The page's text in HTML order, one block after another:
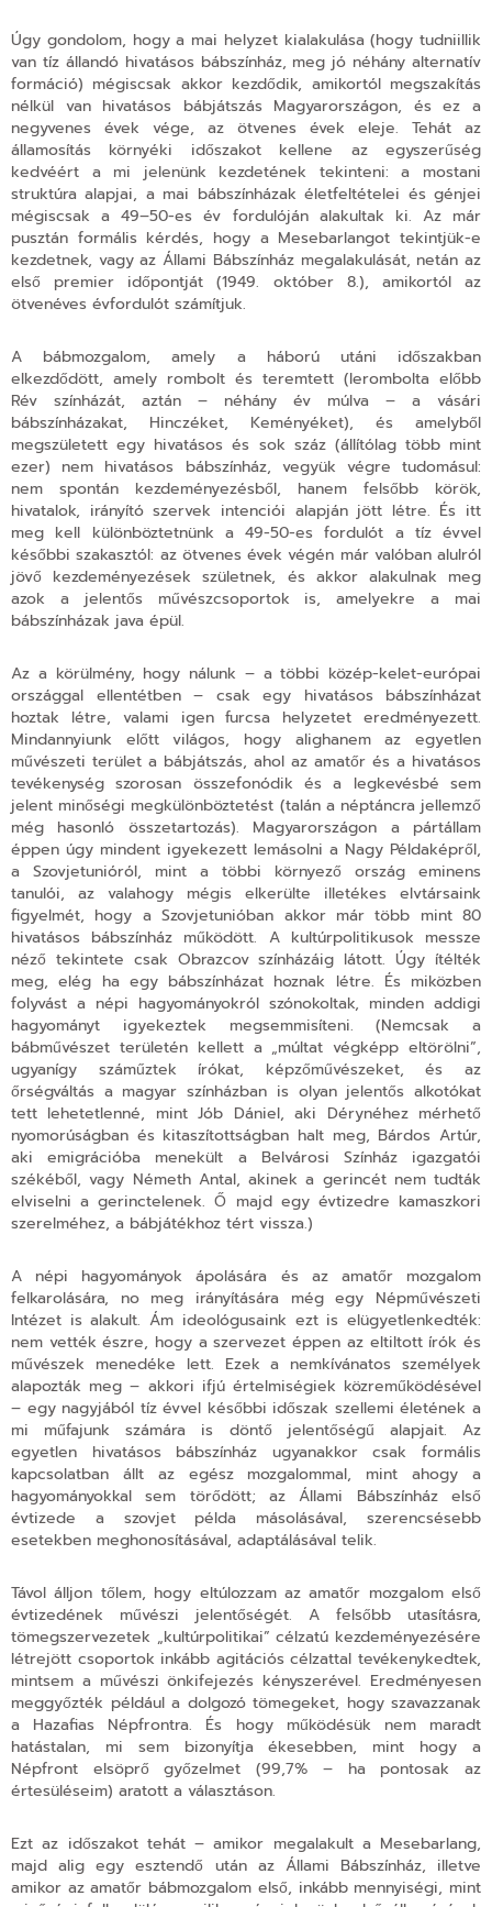
Úgy gondolom, hogy a mai helyzet kialakulása (hogy tudniillik
van tíz állandó hivatásos bábszínház, meg jó néhány alternatív
formáció) mégiscsak akkor kezdődik, amikortól megszakítás
nélkül van hivatásos bábjátszás Magyarországon, és ez a
negyvenes évek vége, az ötvenes évek eleje. Tehát az
államosítás környéki időszakot kellene az egyszerűség
kedvéért a mi jelenünk kezdetének tekinteni: a mostani
struktúra alapjai, a mai bábszínházak életfeltételei és génjei
mégiscsak a 49–50-es év fordulóján alakultak ki. Az már
pusztán formális kérdés, hogy a Mesebarlangot tekintjük-e
kezdetnek, vagy az Állami Bábszínház megalakulását, netán az
első premier időpontját (1949. október 8.), amikortól az
ötvenéves évfordulót számítjuk.
A bábmozgalom, amely a háború utáni időszakban
elkezdődött, amely rombolt és teremtett (lerombolta előbb
Rév színházát, aztán – néhány év múlva – a vásári
bábszínházakat, Hinczéket, Keményéket), és amelyből
megszületett egy hivatásos és sok száz (állítólag több mint
ezer) nem hivatásos bábszínház, vegyük végre tudomásul:
nem spontán kezdeményezésből, hanem felsőbb körök,
hivatalok, irányító szervek intenciói alapján jött létre. És itt
meg kell különböztetnünk a 49-50-es fordulót a tíz évvel
későbbi szakasztól: az ötvenes évek végén már valóban alulról
jövő kezdeményezések születnek, és akkor alakulnak meg
azok a jelentős művészcsoportok is, amelyekre a mai
bábszínházak java épül.
Az a körülmény, hogy nálunk – a többi közép-kelet-európai
országgal ellentétben – csak egy hivatásos bábszínházat
hoztak létre, valami igen furcsa helyzetet eredményezett.
Mindannyiunk előtt világos, hogy alighanem az egyetlen
művészeti terület a bábjátszás, ahol az amatőr és a hivatásos
tevékenység szorosan összefonódik és a legkevésbé sem
jelent minőségi megkülönböztetést (talán a néptáncra jellemző
még hasonló összetartozás). Magyarországon a pártállam
éppen úgy mindent igyekezett lemásolni a Nagy Példaképről,
a Szovjetunióról, mint a többi környező ország eminens
tanulói, az valahogy mégis elkerülte illetékes elvtársaink
figyelmét, hogy a Szovjetunióban akkor már több mint 80
hivatásos bábszínház működött. A kultúrpolitikusok messze
néző tekintete csak Obrazcov színházáig látott. Úgy ítélték
meg, elég ha egy bábszínházat hoznak létre. És miközben
folyvást a népi hagyományokról szónokoltak, minden addigi
hagyományt igyekeztek megsemmisíteni. (Nemcsak a
bábművészet területén kellett a „múltat végképp eltörölni”,
ugyanígy száműztek írókat, képzőművészeket, és az
őrségváltás a magyar színházban is olyan jelentős alkotókat
tett lehetetlenné, mint Jób Dániel, aki Dérynéhez mérhető
nyomorúságban és kitaszítottságban halt meg, Bárdos Artúr,
aki emigrációba menekült a Belvárosi Színház igazgatói
székéből, vagy Németh Antal, akinek a gerincét nem tudták
elviselni a gerinctelenek. Ő majd egy évtizedre kamaszkori
szerelméhez, a bábjátékhoz tért vissza.)
A népi hagyományok ápolására és az amatőr mozgalom
felkarolására, no meg irányítására még egy Népművészeti
Intézet is alakult. Ám ideológusaink ezt is elügyetlenkedték:
nem vették észre, hogy a szervezet éppen az eltiltott írók és
művészek menedéke lett. Ezek a nemkívánatos személyek
alapozták meg – akkori ifjú értelmiségiek közreműködésével
– egy nagyjából tíz évvel későbbi időszak szellemi életének a
mi műfajunk számára is döntő jelentőségű alapjait. Az
egyetlen hivatásos bábszínház ugyanakkor csak formális
kapcsolatban állt az egész mozgalommal, mint ahogy a
hagyományokkal sem törődött; az Állami Bábszínház első
évtizede a szovjet példa másolásával, szerencsésebb
esetekben meghonosításával, adaptálásával telik.
Távol álljon tőlem, hogy eltúlozzam az amatőr mozgalom első
évtizedének művészi jelentőségét. A felsőbb utasításra,
tömegszervezetek „kultúrpolitikai” célzatú kezdeményezésére
létrejött csoportok inkább agitációs célzattal tevékenykedtek,
mintsem a művészi önkifejezés kényszerével. Eredményesen
meggyőzték például a dolgozó tömegeket, hogy szavazzanak
a Hazafias Népfrontra. És hogy működésük nem maradt
hatástalan, mi sem bizonyítja ékesebben, mint hogy a
Népfront elsöprő győzelmet (99,7% – ha pontosak az
értesüléseim) aratott a választáson.
Ezt az időszakot tehát – amikor megalakult a Mesebarlang,
majd alig egy esztendő után az Állami Bábszínház, illetve
amikor az amatőr bábmozgalom első, inkább mennyiségi, mint